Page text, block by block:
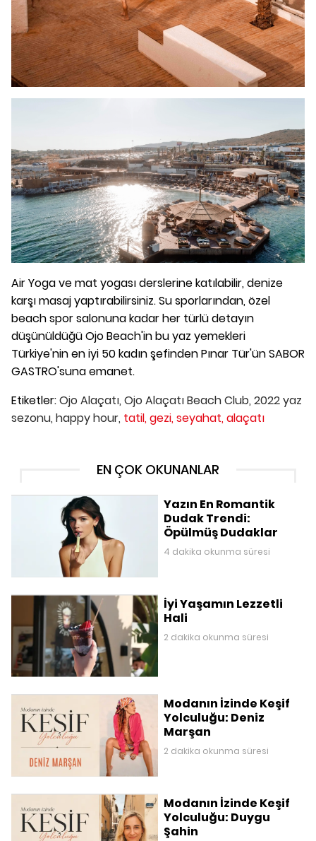
Air Yoga ve mat yogası derslerine katılabilir, denize
karşı masaj yaptırabilirsiniz. Su sporlarından, özel
beach spor salonuna kadar her türlü detayın
düşünüldüğü Ojo Beach'in bu yaz yemekleri
Türkiye'nin en iyi 50 kadın şefinden Pınar Tür'ün SABOR
GASTRO'suna emanet.
Etiketler:Ojo Alaçatı, Ojo Alaçatı Beach Club, 2022 yaz
sezonu, happy hour, tatil,gezi,seyahat,alaçatı
EN ÇOK OKUNANLAR
Yazın En Romantik
Dudak Trendi:
Öpülmüş Dudaklar
4 dakika okunma süresi
İyi Yaşamın Lezzetli
Hali
2 dakika okunma süresi
Modanın İzinde Keşif
Yolculuğu: Deniz
Marşan
2 dakika okunma süresi
Modanın İzinde Keşif
Yolculuğu: Duygu
Şahin